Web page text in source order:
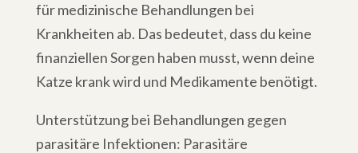
für medizinische Behandlungen bei
Krankheiten ab. Das bedeutet, dass du keine
finanziellen Sorgen haben musst, wenn deine
Katze krank wird und Medikamente benötigt.
Unterstützung bei Behandlungen gegen
parasitäre Infektionen: Parasitäre